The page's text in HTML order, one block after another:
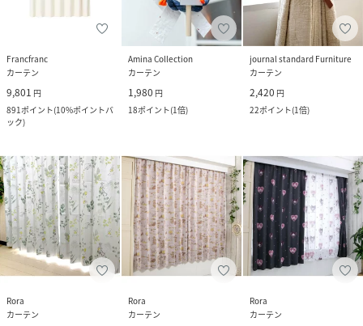
Francfranc
カーテン
9,801 円
891ポイント(10%ポイントバ
ック)
Amina Collection
カーテン
1,980 円
18ポイント(1倍)
journal standard Furniture
カーテン
2,420 円
22ポイント(1倍)
Rora
カーテン
Rora
カーテン
Rora
カーテン